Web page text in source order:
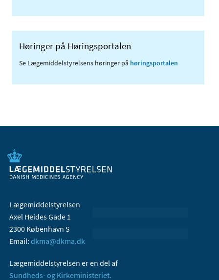
Høringer på Høringsportalen
Se Lægemiddelstyrelsens høringer på høringsportalen
Lægemiddelstyrelsen
Axel Heides Gade 1
2300 København S
Email: dkma@dkma.dk
Lægemiddelstyrelsen er en del af
Sundheds- og Kirkeministeriet.